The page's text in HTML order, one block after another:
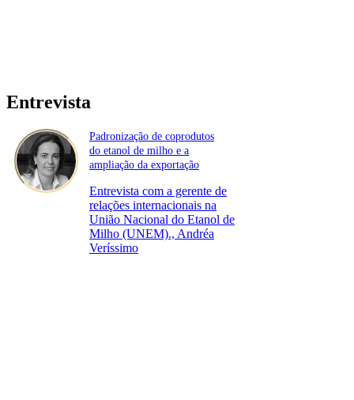
Entrevista
Padronização de coprodutos
do etanol de milho e a
ampliação da exportação
Entrevista com a gerente de
relações internacionais na
União Nacional do Etanol de
Milho (UNEM)., Andréa
Veríssimo